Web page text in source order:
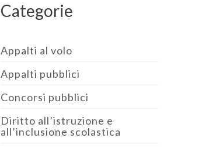
Categorie
Appalti al volo
Appalti pubblici
Concorsi pubblici
Diritto all’istruzione e
all’inclusione scolastica